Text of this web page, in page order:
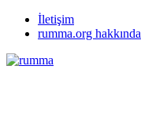
İletişim
rumma.org hakkında